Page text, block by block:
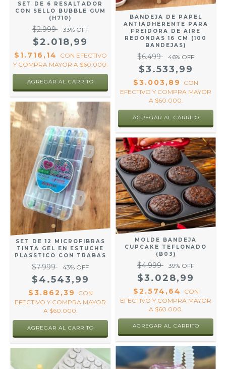
SET DE 6 RESALTADOR
CON SELLO BUBBLE GUM
(H710)
$2.999 33% OFF
$2.018,99
$1.716,14 CON EFECTIVO
Y COMPRA MAYOR A $60.000.
BANDEJA DE PAPEL
ANTIADHERENTE PARA
FREIDORA DE AIRE
REDONDAS 16 CM (100
BANDEJAS)
$6.499 46% OFF
$3.533,99
$3.003,89
CON
EFECTIVO Y COMPRA MAYOR
A $60.000.
SET DE 12 MICROFIBRAS
TINTA GEL EN ESTUCHE
PLASSTICO CON TRABAS
$7.999 43% OFF
$4.543,99
$3.862,39
CON
EFECTIVO Y COMPRA MAYOR
A $60.000.
MOLDE BANDEJA
CUPCAKE TEFLONADO
(B03)
$4.999 39% OFF
$3.028,99
$2.574,64
CON
EFECTIVO Y COMPRA MAYOR
A $60.000.
AGREGAR AL CARRITO